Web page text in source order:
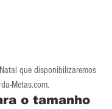
que disponibilizaremos
Metas.com.
o tamanho